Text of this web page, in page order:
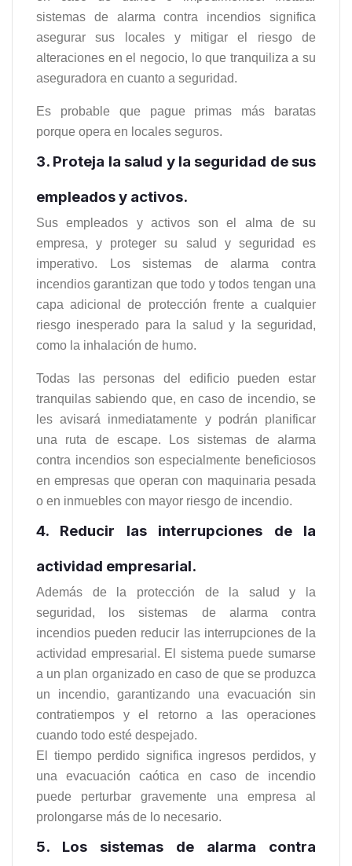
sistemas de alarma contra incendios significa
asegurar sus locales y mitigar el riesgo de
alteraciones en el negocio, lo que tranquiliza a su
aseguradora en cuanto a seguridad.
Es probable que pague primas más baratas
porque opera en locales seguros.
3. Proteja la salud y la seguridad de sus
empleados y activos.
Sus empleados y activos son el alma de su
empresa, y proteger su salud y seguridad es
imperativo. Los sistemas de alarma contra
incendios garantizan que todo y todos tengan una
capa adicional de protección frente a cualquier
riesgo inesperado para la salud y la seguridad,
como la inhalación de humo.
Todas las personas del edificio pueden estar
tranquilas sabiendo que, en caso de incendio, se
les avisará inmediatamente y podrán planificar
una ruta de escape. Los sistemas de alarma
contra incendios son especialmente beneficiosos
en empresas que operan con maquinaria pesada
o en inmuebles con mayor riesgo de incendio.
4. Reducir las interrupciones de la
actividad empresarial.
Además de la protección de la salud y la
seguridad, los sistemas de alarma contra
incendios pueden reducir las interrupciones de la
actividad empresarial. El sistema puede sumarse
a un plan organizado en caso de que se produzca
un incendio, garantizando una evacuación sin
contratiempos y el retorno a las operaciones
cuando todo esté despejado.
El tiempo perdido significa ingresos perdidos, y
una evacuación caótica en caso de incendio
puede perturbar gravemente una empresa al
prolongarse más de lo necesario.
5. Los sistemas de alarma contra